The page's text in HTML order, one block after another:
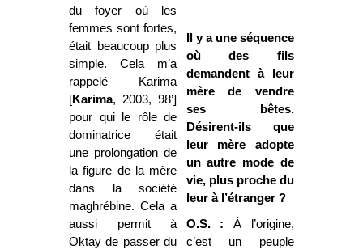
du foyer où les
femmes sont fortes,
était beaucoup plus
simple. Cela m’a
rappelé Karima
[Karima, 2003, 98’]
pour qui le rôle de
dominatrice était
une prolongation de
la figure de la mère
dans la société
maghrébine. Cela a
aussi permit à
Oktay de passer du
Il y a une séquence
où des fils
demandent à leur
mère de vendre
ses bêtes.
Désirent-ils que
leur mère adopte
un autre mode de
vie, plus proche du
leur à l’étranger ?
O.S. : À l’origine,
c’est un peuple